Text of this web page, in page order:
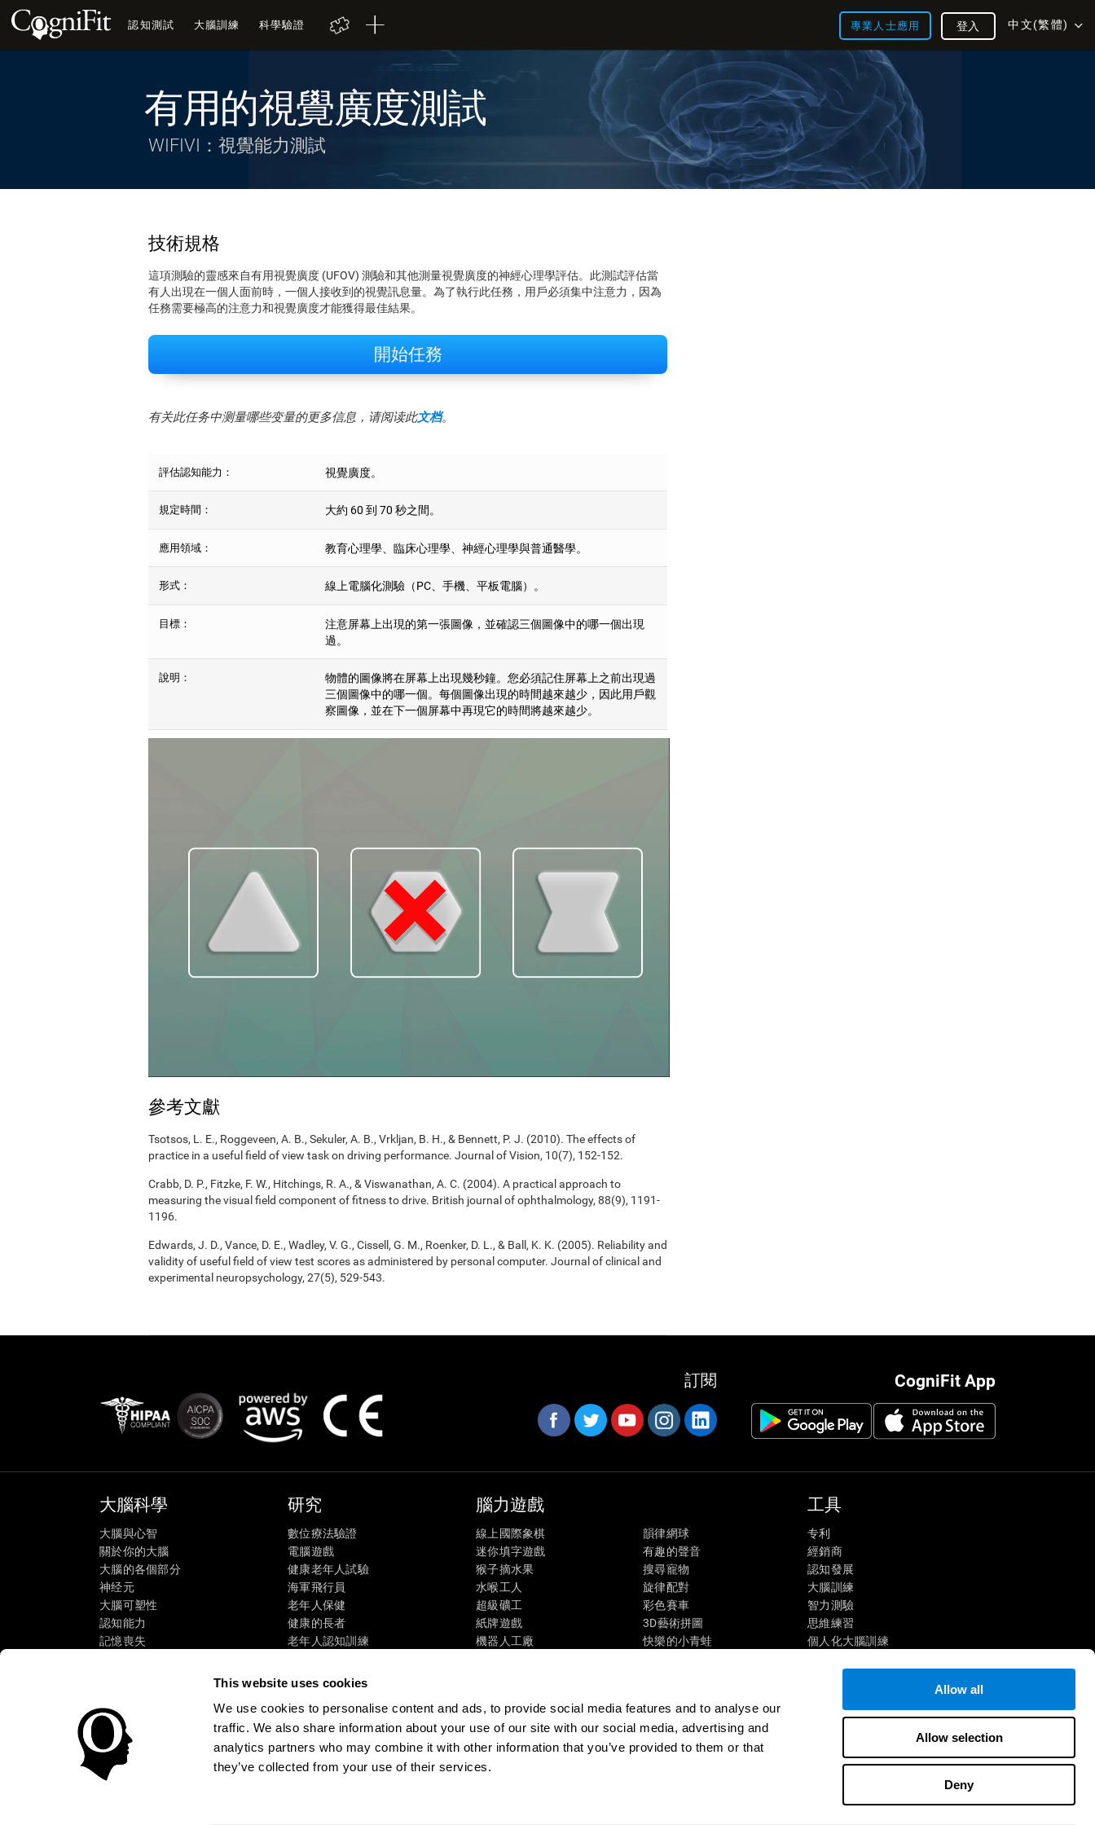
This website uses cookies
We use cookies to personalise content and ads, to provide social media features and to analyse our
traffic. We also share information about your use of our site with our social media, advertising and
analytics partners who may combine it with other information that you’ve provided to them or that
they’ve collected from your use of their services.
Allow all
Allow selection
Deny
認知測試 大腦訓練 科學驗證 專業人士應用 中文(繁體)
登入
有用的視覺廣度測試
WIFIVI：視覺能力測試
技術規格
這項測驗的靈感來自有用視覺廣度 (UFOV) 測驗和其他測量視覺廣度的神經心理學評估。此測試評估當
有人出現在一個人面前時，一個人接收到的視覺訊息量。為了執行此任務，用戶必須集中注意力，因為
任務需要極高的注意力和視覺廣度才能獲得最佳結果。
開始任務
有关此任务中测量哪些变量的更多信息，请阅读此文档。
評估認知能力： 視覺廣度。
規定時間： 大約 60 到 70 秒之間。
應用領域： 教育心理學、臨床心理學、神經心理學與普通醫學。
形式： 線上電腦化測驗（PC、手機、平板電腦）。
目標：
注意屏幕上出現的第一張圖像，並確認三個圖像中的哪一個出現
過。
說明：
物體的圖像將在屏幕上出現幾秒鐘。您必須記住屏幕上之前出現過
三個圖像中的哪一個。每個圖像出現的時間越來越少，因此用戶觀
察圖像，並在下一個屏幕中再現它的時間將越來越少。
參考文獻
Tsotsos, L. E., Roggeveen, A. B., Sekuler, A. B., Vrkljan, B. H., & Bennett, P. J. (2010). The effects of
practice in a useful field of view task on driving performance. Journal of Vision, 10(7), 152-152.
Crabb, D. P., Fitzke, F. W., Hitchings, R. A., & Viswanathan, A. C. (2004). A practical approach to
measuring the visual field component of fitness to drive. British journal of ophthalmology, 88(9), 1191-
1196.
Edwards, J. D., Vance, D. E., Wadley, V. G., Cissell, G. M., Roenker, D. L., & Ball, K. K. (2005). Reliability and
validity of useful field of view test scores as administered by personal computer. Journal of clinical and
experimental neuropsychology, 27(5), 529-543.
CogniFit App
訂閱
大腦科學
大腦與心智
關於你的大腦
大腦的各個部分
神经元
大腦可塑性
認知能力
記憶喪失
感知能力
注意力
研究
數位療法驗證
電腦遊戲
健康老年人試驗
海軍飛行員
老年人保健
健康的長者
老年人認知訓練
腦力遊戲
線上國際象棋
迷你填字遊戲
猴子摘水果
水喉工人
超級礦工
紙牌遊戲
機器人工廠
開始配對吧！
太空救援
數學狂魔
彈珠比賽
韻律網球
有趣的聲音
搜尋寵物
旋律配對
彩色賽車
3D藝術拼圖
快樂的小青蛙
益智遊戲
線上記憶遊戲
腦力遊戲
工具
专利
經銷商
認知發展
大腦訓練
智力測驗
思維練習
個人化大腦訓練
天才兒童